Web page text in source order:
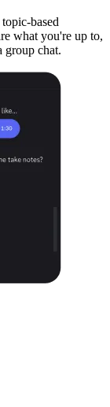
based
what you're up to,
chat.